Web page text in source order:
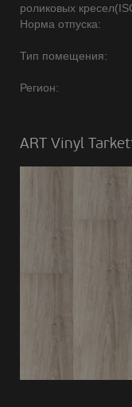
роликовых
Норма отпуска:
Тип помещения:
Регион:
ART Vinyl